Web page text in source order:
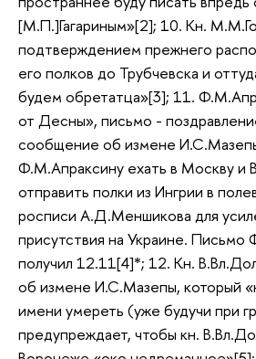
[М.П.]Гагариным»[2]; 10. Кн.
подтверждением прежнего
его полков до Трубчевска и
будем обретатца»[3]; 11.
от Десны», письмо -
сообщение об измене
Ф.М.Апраксину ехать в Москву и
отправить полки из Ингрии в
росписи А.Д.Меншикова для
присутствия на Украине.
получил 12.11[4]*; 12. Кн.
об измене И.С.Мазепы, который
имени умереть (уже будучи при
предупреждает, чтобы кн.